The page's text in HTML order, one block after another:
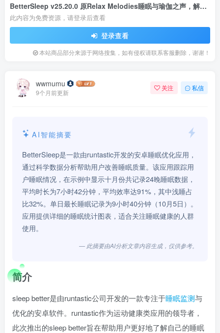
BetterSleep v25.20.0 原Relax Melodies睡眠与瑜伽之声，解锁高级版
此内容为免费资源，请登录后查看
登录查看
本站商品部分来源于网络搜集，如有侵权请联系客服删除，谢谢！
wwmumu
9个月前更新
关注 私信
AI智能摘要
BetterSleep是一款由runtastic开发的安卓睡眠优化应用，
通过科学数据分析帮助用户改善睡眠质量。该应用跟踪用
户睡眠情况，在示例中显示十月份共记录24晚睡眠数据，
平均时长为7小时42分钟，平均效率达91%，其中浅睡占
比32%。单日最长睡眠记录为9小时40分钟（10月5日）。
应用提供详细的睡眠统计图表，适合关注睡眠健康的人群
使用。
— 此摘要由AI分析文章内容生成，仅供参考。
简介
sleep better是由runtastic公司开发的一款专注于睡眠监测与
优化的安卓软件。runtastic作为运动健康类应用的领导者，
此次推出的sleep better旨在帮助用户更好地了解自己的睡眠